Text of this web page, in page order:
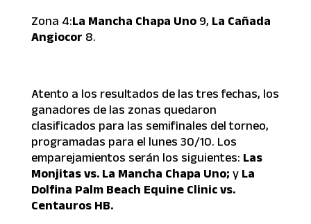
Zona 4:La Mancha Chapa Uno 9, La Cañada
Angiocor 8.
Atento a los resultados de las tres fechas, los
ganadores de las zonas quedaron
clasificados para las semifinales del torneo,
programadas para el lunes 30/10. Los
emparejamientos serán los siguientes: Las
Monjitas vs. La Mancha Chapa Uno; y La
Dolfina Palm Beach Equine Clinic vs.
Centauros HB.